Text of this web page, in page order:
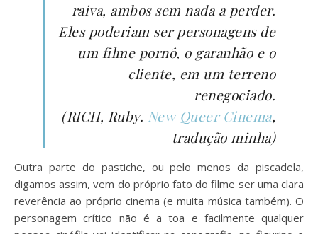
raiva, ambos sem nada a perder.
Eles poderiam ser personagens de
um filme pornô, o garanhão e o
cliente, em um terreno
renegociado.
(RICH, Ruby. New Queer Cinema,
tradução minha)
Outra parte do pastiche, ou pelo menos da piscadela,
digamos assim, vem do próprio fato do filme ser uma clara
reverência ao próprio cinema (e muita música também). O
personagem crítico não é a toa e facilmente qualquer